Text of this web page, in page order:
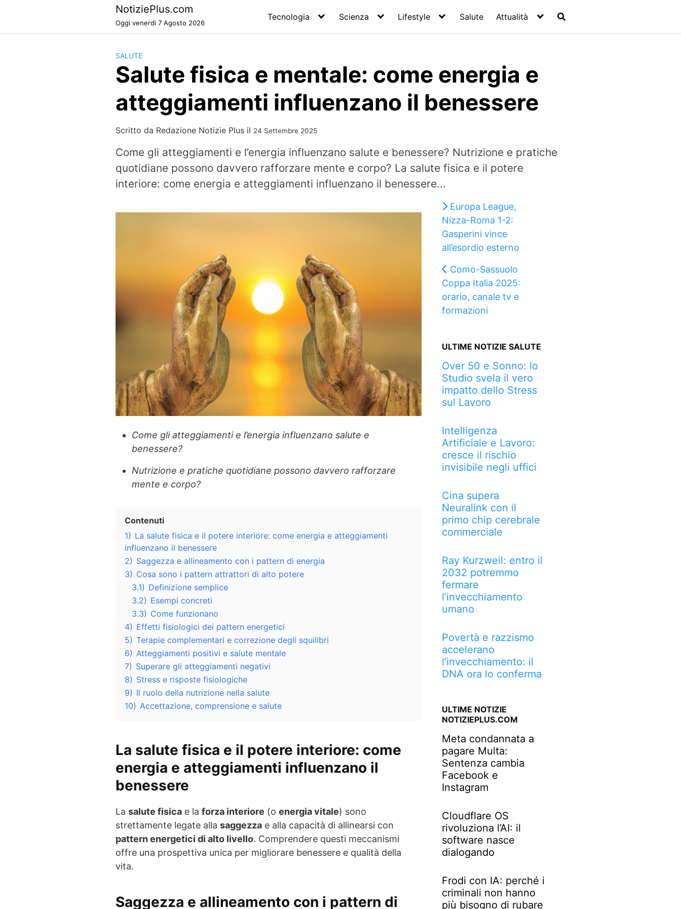
NotiziePlus.com
Oggi venerdì 7 Agosto 2026
Tecnologia Scienza Lifestyle Salute Attualità
SALUTE
Salute fisica e mentale: come energia e
atteggiamenti influenzano il benessere
Scritto da Redazione Notizie Plus il 24 Settembre 2025
Come gli atteggiamenti e l’energia influenzano salute e benessere? Nutrizione e pratiche
quotidiane possono davvero rafforzare mente e corpo? La salute fisica e il potere
interiore: come energia e atteggiamenti influenzano il benessere...
Come gli atteggiamenti e l’energia influenzano salute e
benessere?
Nutrizione e pratiche quotidiane possono davvero rafforzare
mente e corpo?
Contenuti
1) La salute fisica e il potere interiore: come energia e atteggiamenti
influenzano il benessere
2) Saggezza e allineamento con i pattern di energia
3) Cosa sono i pattern attrattori di alto potere
3.1) Definizione semplice
3.2) Esempi concreti
3.3) Come funzionano
4) Effetti fisiologici dei pattern energetici
5) Terapie complementari e correzione degli squilibri
6) Atteggiamenti positivi e salute mentale
7) Superare gli atteggiamenti negativi
8) Stress e risposte fisiologiche
9) Il ruolo della nutrizione nella salute
10) Accettazione, comprensione e salute
La salute fisica e il potere interiore: come
energia e atteggiamenti influenzano il
benessere
La salute fisica e la forza interiore (o energia vitale) sono
strettamente legate alla saggezza e alla capacità di allinearsi con
pattern energetici di alto livello. Comprendere questi meccanismi
offre una prospettiva unica per migliorare benessere e qualità della
vita.
Saggezza e allineamento con i pattern di
Europa League,
Nizza-Roma 1-2:
Gasperini vince
all’esordio esterno
Como-Sassuolo
Coppa Italia 2025:
orario, canale tv e
formazioni
ULTIME NOTIZIE SALUTE
Over 50 e Sonno: lo
Studio svela il vero
impatto dello Stress
sul Lavoro
Intelligenza
Artificiale e Lavoro:
cresce il rischio
invisibile negli uffici
Cina supera
Neuralink con il
primo chip cerebrale
commerciale
Ray Kurzweil: entro il
2032 potremmo
fermare
l’invecchiamento
umano
Povertà e razzismo
accelerano
l’invecchiamento: il
DNA ora lo conferma
ULTIME NOTIZIE
NOTIZIEPLUS.COM
Meta condannata a
pagare Multa:
Sentenza cambia
Facebook e
Instagram
Cloudflare OS
rivoluziona l’AI: il
software nasce
dialogando
Frodi con IA: perché i
criminali non hanno
più bisogno di rubare